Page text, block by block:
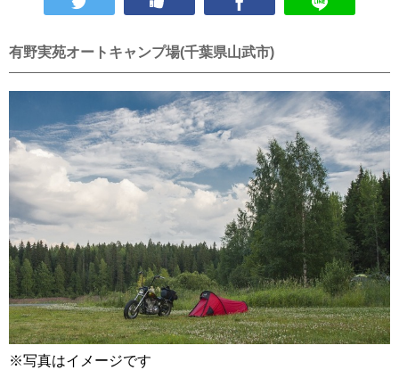
有野実苑オートキャンプ場(千葉県山武市)
※写真はイメージです